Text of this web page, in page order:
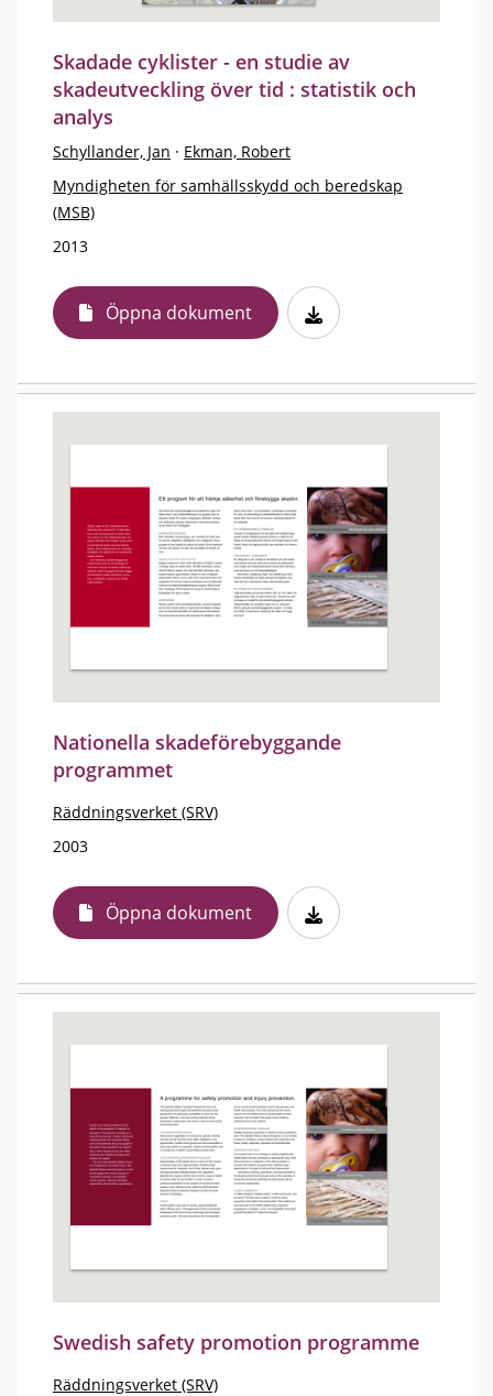
Skadade cyklister - en studie av
skadeutveckling över tid : statistik och
analys
Schyllander, Jan · Ekman, Robert
Myndigheten för samhällsskydd och beredskap
(MSB)
2013
Öppna dokument
Nationella skadeförebyggande
programmet
Räddningsverket (SRV)
2003
Öppna dokument
Swedish safety promotion programme
Räddningsverket (SRV)